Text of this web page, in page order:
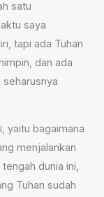
satu
saya
tapi ada Tuhan
dan ada
seharusnya
yaitu bagaimana
menjalankan
dunia ini,
Tuhan sudah